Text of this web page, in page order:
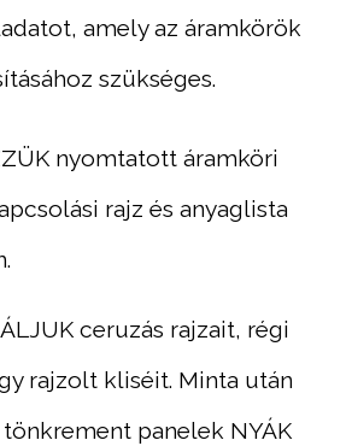
amely az áramkörök
szükséges.
nyomtatott áramköri
rajz és anyaglista
ceruzás rajzait, régi
rajzolt kliséit. Minta után
panelek NYÁK